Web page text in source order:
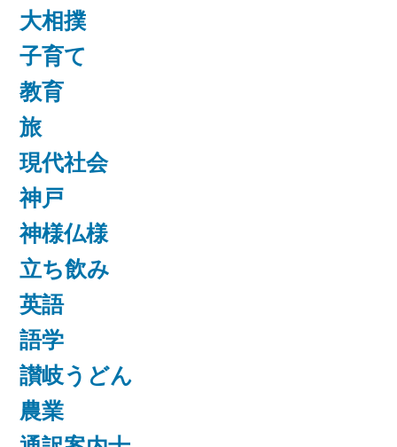
大相撲
子育て
教育
旅
現代社会
神戸
神様仏様
立ち飲み
英語
語学
讃岐うどん
農業